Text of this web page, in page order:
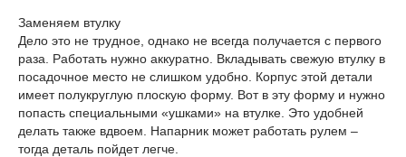
Заменяем втулку
Дело это не трудное, однако не всегда получается с первого
раза. Работать нужно аккуратно. Вкладывать свежую втулку в
посадочное место не слишком удобно. Корпус этой детали
имеет полукруглую плоскую форму. Вот в эту форму и нужно
попасть специальными «ушками» на втулке. Это удобней
делать также вдвоем. Напарник может работать рулем –
тогда деталь пойдет легче.